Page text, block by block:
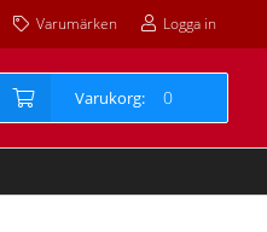
Varumärken Logga in
0